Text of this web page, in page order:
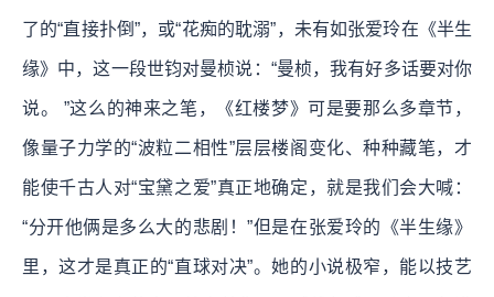
了的“直接扑倒”，或“花痴的耽溺”，未有如张爱玲在《半生
缘》中，这一段世钧对曼桢说：“曼桢，我有好多话要对你
说。 ”这么的神来之笔，《红楼梦》可是要那么多章节，
像量子力学的“波粒二相性”层层楼阁变化、种种藏笔，才
能使千古人对“宝黛之爱”真正地确定，就是我们会大喊：
“分开他俩是多么大的悲剧！”但是在张爱玲的《半生缘》
里，这才是真正的“直球对决”。她的小说极窄，能以技艺